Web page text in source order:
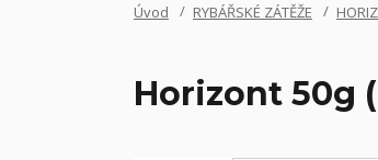
Úvod RYBÁŘSKÉ ZÁTĚŽE
Horizont 50g